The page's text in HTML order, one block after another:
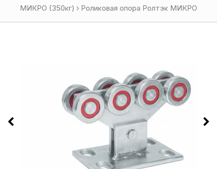
МИКРО (350кг)
Роликовая опора Ролтэк МИКРО